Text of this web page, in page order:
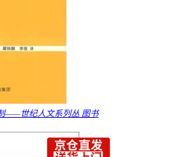
——世纪人文系列丛 图书